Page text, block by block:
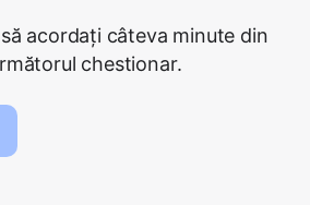
acordați câteva minute din
chestionar.